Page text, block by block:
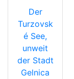
Der
Turzovsk
é See,
unweit
der Stadt
Gelnica